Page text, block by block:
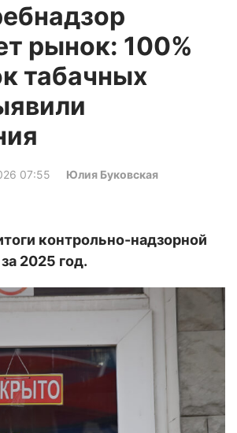
рынок: 100%
табачных
07:55
Юлия Буковская
контрольно-надзорной
2025 год.